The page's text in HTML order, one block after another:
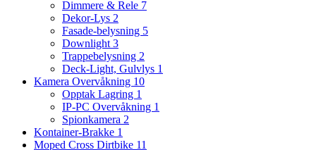
Dimmere & Rele 7
Dekor-Lys 2
Fasade-belysning 5
Downlight 3
Trappebelysning 2
Deck-Light, Gulvlys 1
Kamera Overvåkning 10
Opptak Lagring 1
IP-PC Overvåkning 1
Spionkamera 2
Kontainer-Brakke 1
Moped Cross Dirtbike 11